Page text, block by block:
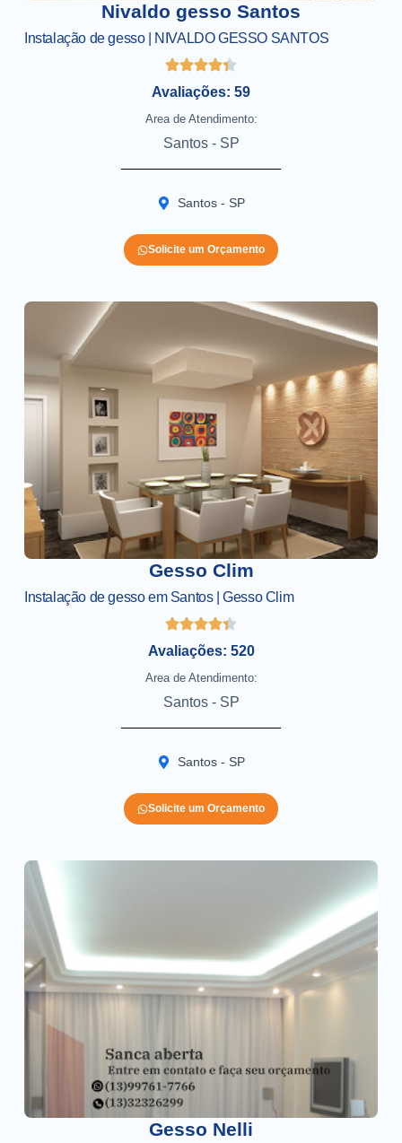
Nivaldo gesso Santos
Instalação de gesso | NIVALDO GESSO SANTOS
Avaliações: 59
Area de Atendimento:
Santos - SP
Santos - SP
Solicite um Orçamento
Gesso Clim
Instalação de gesso em Santos | Gesso Clim
Avaliações: 520
Area de Atendimento:
Santos - SP
Santos - SP
Solicite um Orçamento
Gesso Nelli